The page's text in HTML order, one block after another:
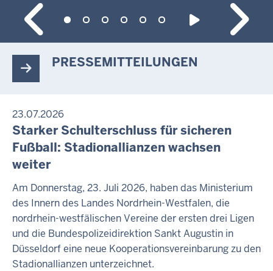
PRESSEMITTEILUNGEN
23.07.2026
Starker Schulterschluss für sicheren
Fußball: Stadionallianzen wachsen
weiter
Am Donnerstag, 23. Juli 2026, haben das Ministerium
des Innern des Landes Nordrhein-Westfalen, die
nordrhein-westfälischen Vereine der ersten drei Ligen
und die Bundespolizeidirektion Sankt Augustin in
Düsseldorf eine neue Kooperationsvereinbarung zu den
Stadionallianzen unterzeichnet.